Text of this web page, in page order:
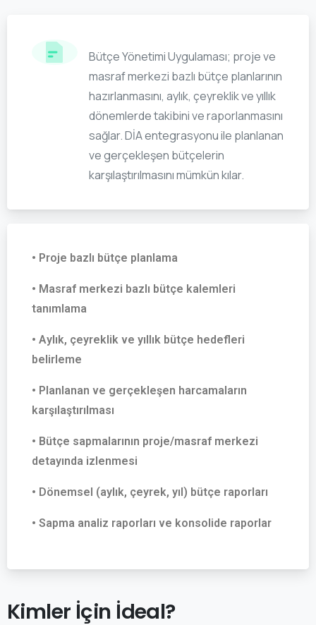
Bütçe Yönetimi Uygulaması; proje ve
masraf merkezi bazlı bütçe planlarının
hazırlanmasını, aylık, çeyreklik ve yıllık
dönemlerde takibini ve raporlanmasını
sağlar. DİA entegrasyonu ile planlanan
ve gerçekleşen bütçelerin
karşılaştırılmasını mümkün kılar.
• Proje bazlı bütçe planlama
• Masraf merkezi bazlı bütçe kalemleri
tanımlama
• Aylık, çeyreklik ve yıllık bütçe hedefleri
belirleme
• Planlanan ve gerçekleşen harcamaların
karşılaştırılması
• Bütçe sapmalarının proje/masraf merkezi
detayında izlenmesi
• Dönemsel (aylık, çeyrek, yıl) bütçe raporları
• Sapma analiz raporları ve konsolide raporlar
Kimler İçin İdeal?